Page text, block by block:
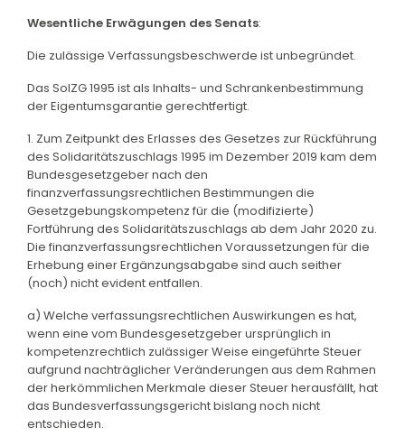
Wesentliche Erwägungen des Senats:
Die zulässige Verfassungsbeschwerde ist unbegründet.
Das SolZG 1995 ist als Inhalts- und Schrankenbestimmung
der Eigentumsgarantie gerechtfertigt.
1. Zum Zeitpunkt des Erlasses des Gesetzes zur Rückführung
des Solidaritätszuschlags 1995 im Dezember 2019 kam dem
Bundesgesetzgeber nach den
finanzverfassungsrechtlichen Bestimmungen die
Gesetzgebungskompetenz für die (modifizierte)
Fortführung des Solidaritätszuschlags ab dem Jahr 2020 zu.
Die finanzverfassungsrechtlichen Voraussetzungen für die
Erhebung einer Ergänzungsabgabe sind auch seither
(noch) nicht evident entfallen.
a) Welche verfassungsrechtlichen Auswirkungen es hat,
wenn eine vom Bundesgesetzgeber ursprünglich in
kompetenzrechtlich zulässiger Weise eingeführte Steuer
aufgrund nachträglicher Veränderungen aus dem Rahmen
der herkömmlichen Merkmale dieser Steuer herausfällt, hat
das Bundesverfassungsgericht bislang noch nicht
entschieden.